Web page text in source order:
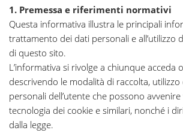
1. Premessa e riferimenti normativi
Questa informativa illustra le principali
trattamento dei dati personali e all’utilizzo
di questo sito.
L’informativa si rivolge a chiunque acceda
descrivendo le modalità di raccolta,
personali dell’utente che possono
tecnologia dei cookie e similari, nonché i
dalla legge.